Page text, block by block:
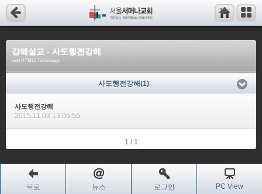
강해설교 - 사도행전강해
with HTML5 Technology
사도행전강해(1)
사도행전강해
2015.11.03 13:05:56
1 / 1
뒤로 뉴스 로그인 PC View